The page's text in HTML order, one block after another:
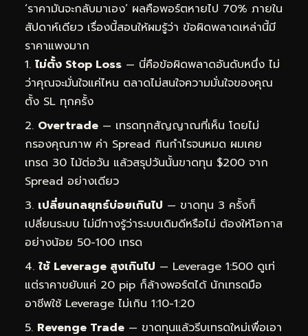
‘ราคามันจะกลับมาเอง’ ผลคือพอร์ตหายไป 70% ภายใน
สัปดาห์เดียว เรื่องนี้สอนให้ผมรู้ว่า ข้อผิดพลาดเหล่านี้มี
ราคาแพงมาก
ไม่ตั้ง Stop Loss — นี่คือข้อผิดพลาดอันดับหนึ่ง ไม่
ว่าคุณจะมั่นใจแค่ไหน ตลาดไม่สนใจความมั่นใจของคุณ
ตั้ง SL ทุกครั้ง
Overtrade — เทรดทุกสัญญาณที่เห็น โดยไม่
กรองคุณภาพ ค่า Spread กินกำไรจนหมด ผมเคย
เทรด 30 ไม้ต่อวัน แล้วสรุปวันนั้นขาดทุน $200 จาก
Spread อย่างเดียว
เปลี่ยนกลยุทธ์บ่อยเกินไป — ขาดทุน 3 ครั้งก็
เปลี่ยนระบบ ไม่มีทางรู้ว่าระบบเดิมดีหรือไม่ ต้องให้โอกาส
อย่างน้อย 50-100 เทรด
ใช้ Leverage สูงเกินไป — Leverage 1:500 ดูเท่
แต่ราคาขยับแค่ 20 pip ก็ล้างพอร์ตได้ นักเทรดมือ
อาชีพใช้ Leverage ไม่เกิน 1:10-1:20
Revenge Trade — ขาดทุนแล้วรีบเทรดใหม่เพื่อเอา